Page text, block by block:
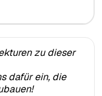
zu dieser
dafür ein, die